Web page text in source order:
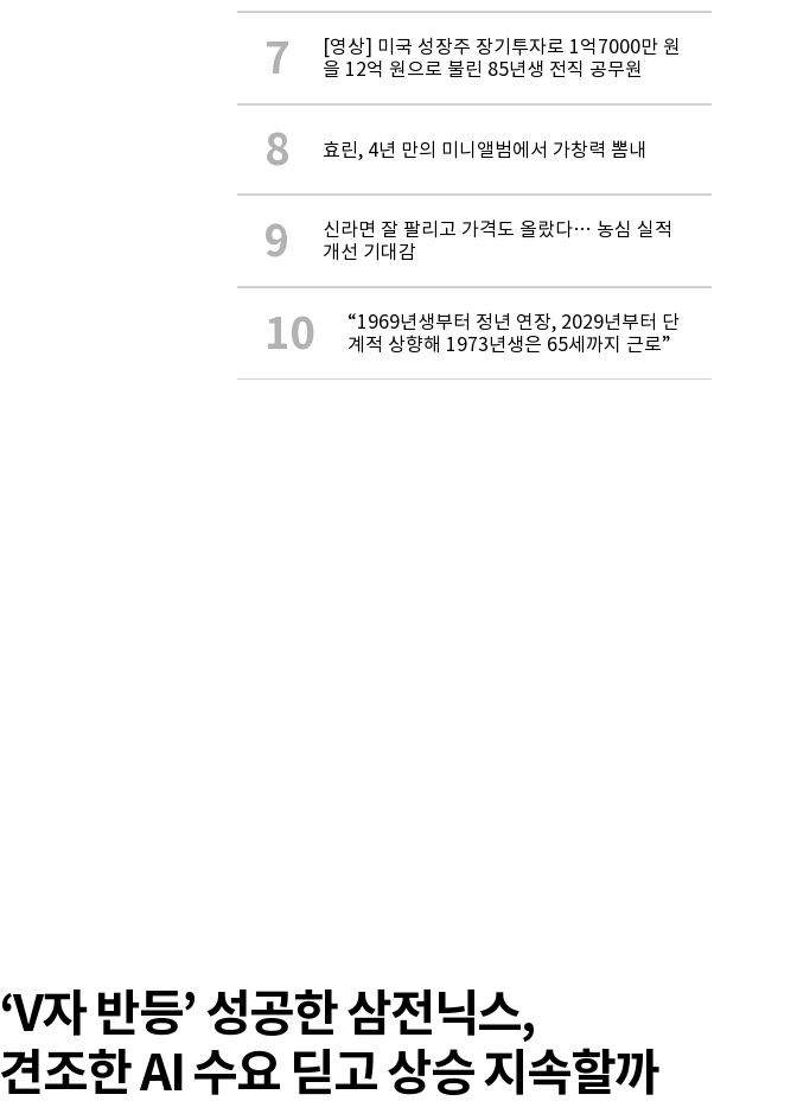
7
[영상] 미국 성장주 장기투자로 1억7000만 원
을 12억 원으로 불린 85년생 전직 공무원
8 효린, 4년 만의 미니앨범에서 가창력 뽐내
9
신라면 잘 팔리고 가격도 올랐다… 농심 실적
개선 기대감
10
“1969년생부터 정년 연장, 2029년부터 단
계적 상향해 1973년생은 65세까지 근로”
‘V자 반등’ 성공한 삼전닉스,
견조한 AI 수요 딛고 상승 지속할까